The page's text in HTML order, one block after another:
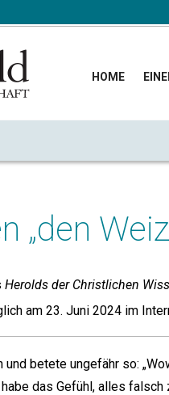
HOME
„den
Herolds der Christlichen
am 23. Juni 2024 im
und betete ungefähr so:
habe das Gefühl, alles